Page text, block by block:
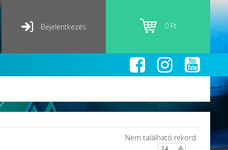
Bejelentkezés 0 Ft
Nem található rekord